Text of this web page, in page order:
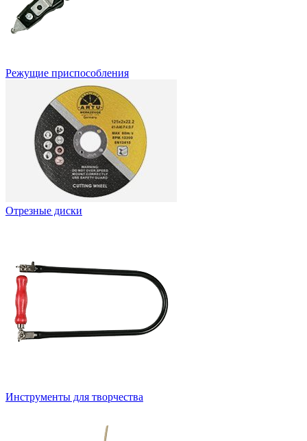
Режущие приспособления
Отрезные диски
Инструменты для творчества